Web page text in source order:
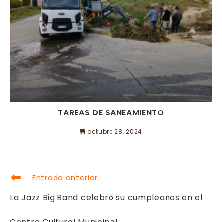
TAREAS DE SANEAMIENTO
octubre 28, 2024
LEER
ARTÍCULOS
Entrada anterior
La Jazz Big Band celebró su cumpleaños en el